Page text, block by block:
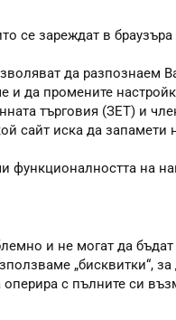
се зареждат в
да
и да промените
търговия (ЗЕТ) и
сайт иска да
функционалността на
и не могат да
„бисквитки“,
оперира с пълните си